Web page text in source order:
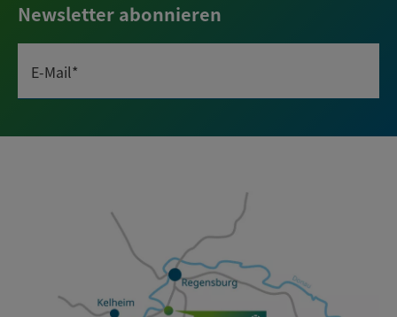
Newsletter abonnieren
E-Mail*